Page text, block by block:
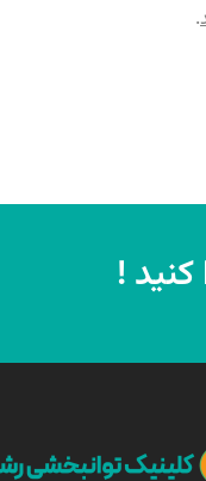
.
کنید !